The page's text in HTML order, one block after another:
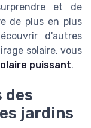
et de
de plus en plus
d'autres
solaire, vous
puissant.
des
jardins